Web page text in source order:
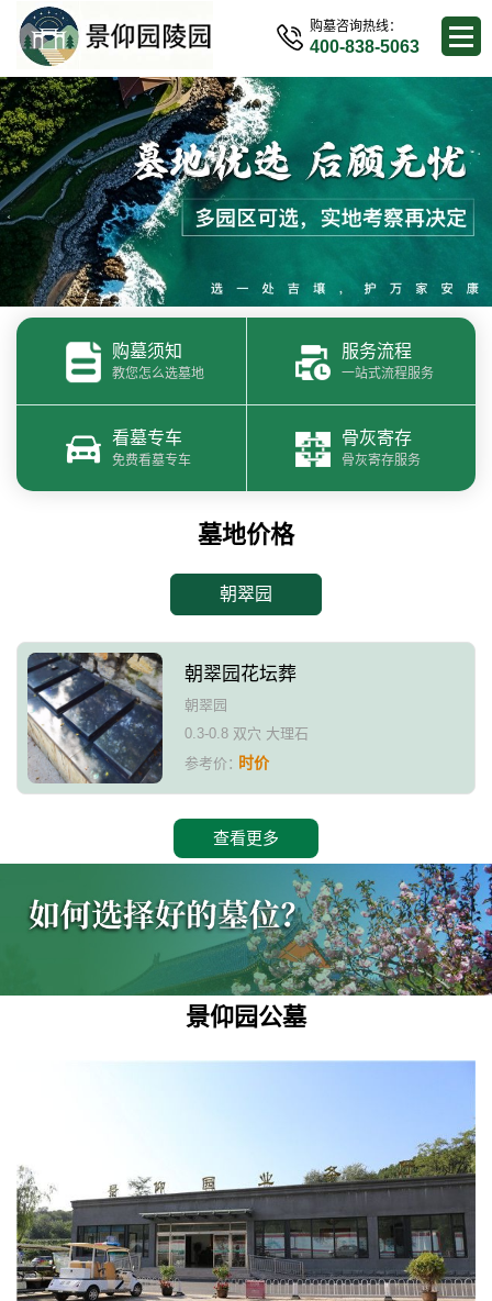
购墓咨询热线：
400-838-5063
购墓须知
教您怎么选墓地
服务流程
一站式流程服务
看墓专车
免费看墓专车
骨灰寄存
骨灰寄存服务
墓地价格
朝翠园
朝翠园花坛葬
朝翠园
0.3-0.8 双穴 大理石
参考价：时价
查看更多
景仰园公墓